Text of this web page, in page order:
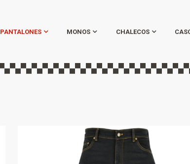
PANTALONES MONOS CHALECOS